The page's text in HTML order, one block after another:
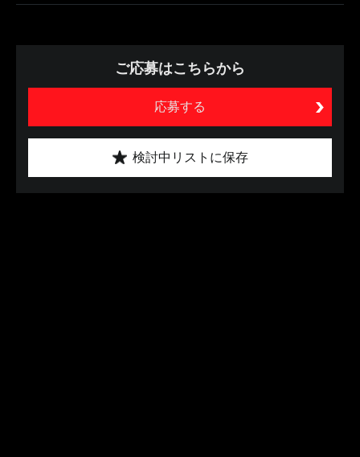
ご応募はこちらから
応募する
検討中リストに保存